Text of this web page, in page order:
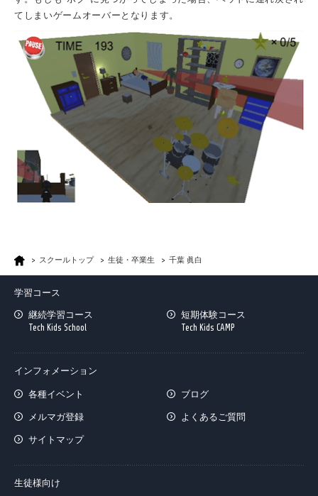
てしまいゲームオーバーとなります。
スクールトップ 生徒・卒業生 千葉 眞白
学習コース
継続学習コース
Tech Kids School
短期体験コース
Tech Kids CAMP
インフォメーション
各種イベント ブログ
メルマガ登録 よくあるご質問
サイトマップ
生徒様向け